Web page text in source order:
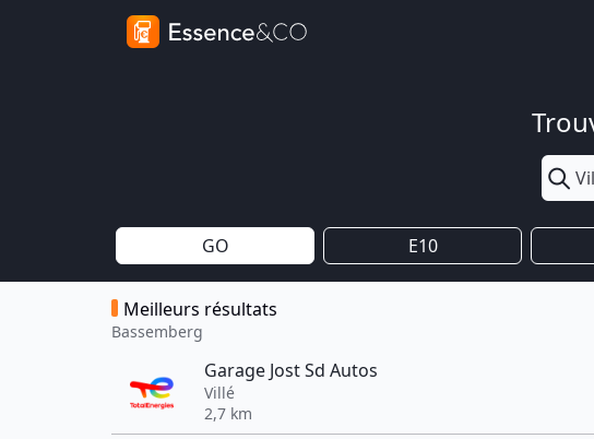
GO E10
Meilleurs résultats
Bassemberg
Garage Jost Sd Autos
Villé
2,7 km